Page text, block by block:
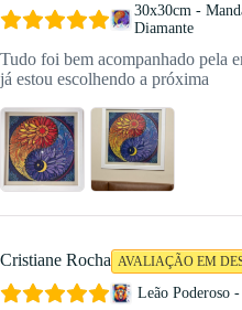
30x30cm -
Diamante
Tudo foi bem acompanhado pela
já estou escolhendo a próxima
Cristiane Rocha AVALIAÇÃO EM
Leão Poderoso